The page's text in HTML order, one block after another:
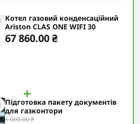
Котел газовий конденсаційний
Ariston CLAS ONE WIFI 30
67 860.00 ₴
Підготовка пакету документів
для газконтори
1 000.00 ₴